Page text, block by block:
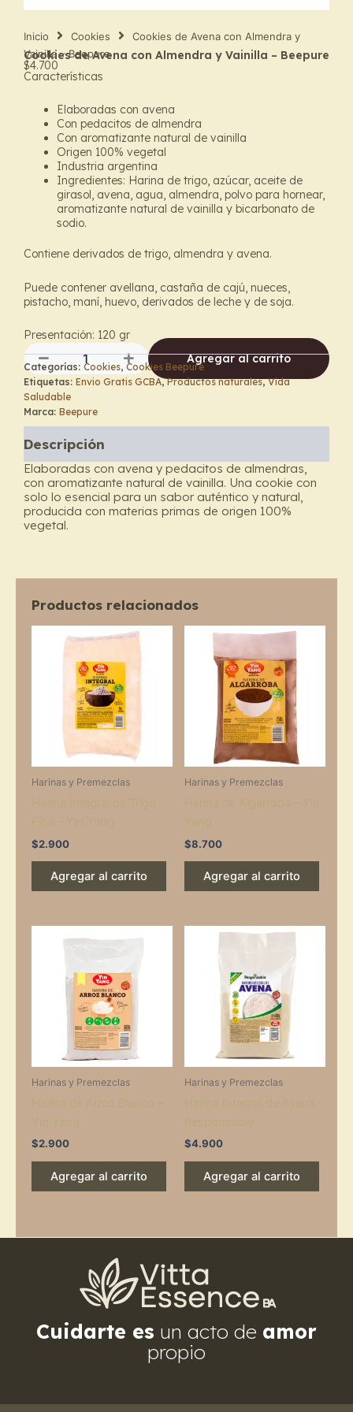
Inicio Cookies
Cookies de Avena con Almendra y
Vainilla – Beepure
Cookies de Avena con Almendra y Vainilla – Beepure
$4.700
Características
Elaboradas con avena
Con pedacitos de almendra
Con aromatizante natural de vainilla
Origen 100% vegetal
Industria argentina
Ingredientes: Harina de trigo, azúcar, aceite de
girasol, avena, agua, almendra, polvo para hornear,
aromatizante natural de vainilla y bicarbonato de
sodio.
Contiene derivados de trigo, almendra y avena.
Puede contener avellana, castaña de cajú, nueces,
pistacho, maní, huevo, derivados de leche y de soja.
Presentación: 120 gr
Cookies
de
Avena
con
y
Vainilla
-
Beepure
cantidad
Agregar al carrito
Categorías: Cookies, Cookies Beepure
Etiquetas: Envio Gratis GCBA,Productos naturales,Vida
Saludable
Marca: Beepure
Descripción
Elaboradas con avena y pedacitos de almendras,
con aromatizante natural de vainilla. Una cookie con
solo lo esencial para un sabor auténtico y natural,
producida con materias primas de origen 100%
vegetal.
Productos relacionados
Harinas y Premezclas
$2.900
Agregar al carrito
Harinas y Premezclas
$8.700
Agregar al carrito
Harinas y Premezclas
$2.900
Agregar al carrito
Harinas y Premezclas
$4.900
Agregar al carrito
Cuidarte es un acto de amor
propio